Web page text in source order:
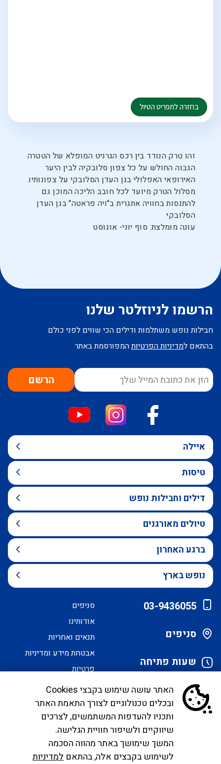
זהו טרק הנודד בין רכס הגרניט המופלא של הטטרה
הגבוה החולש על כל צפון סלובקיה לבין היער
האירופאי האפלולי בגן העדן הסלובקי על צפונותיו.
מסלול הטרק מיועד לכל חובב הליכה המוכן גם
להתנסות בחוויה אתגרית ב"ויה פראטה" בגן העדן
הסלובקי
עונה מומלצת: סוף יוני- אוגוסט
הרשמו לניוזלטר שלנו
חבילות נופש משתלמות ודילים הכי שווים לפני כולם
בהתאם למדיניות הפרטיותהמפורסמת באתר
הרשם
איילה
טיסות
דילים וחבילות נופש
טיולים מאורגנים
ברגע האחרון
נופש בארץ
03-9436055
סניפים
שעות פתיחה
סניפים
אודותינו
תנאים ואחריות
אבטחת מידע ומדיניות
פרטיות
הסדרי נגישות
לקוחות יקרים, בימים אלו אנו נערכים ליישם את
הנחיית הממונה בדבר פרסום אישור טיסות שכר ע"י
רשות התעופה. עד להטמעה מלאה של היישום ניתן
לפנות לבירורים לכתובת המייל
האתר עושה שימוש בקבצי Cookies
ובכלים טכנולוגיים לצורך התאמת האתר
ותכניו להעדפות המשתמשים, לצרכים
שיווקיים ולשיפור חוויית הגלישה.
המשך שימושך באתר מהווה הסכמה
לשימוש בקבצים אלה, בהתאם למדיניות